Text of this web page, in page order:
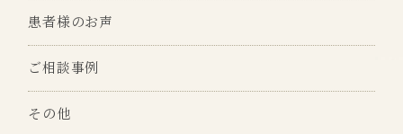
患者様のお声
ご相談事例
その他